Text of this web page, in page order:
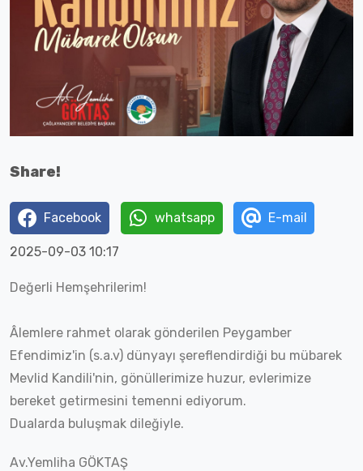
Share!
Facebook whatsapp E-mail
2025-09-03 10:17
Değerli Hemşehrilerim!
Âlemlere rahmet olarak gönderilen Peygamber
Efendimiz'in (s.a.v) dünyayı şereflendirdiği bu mübarek
Mevlid Kandili'nin, gönüllerimize huzur, evlerimize
bereket getirmesini temenni ediyorum.
Dualarda buluşmak dileğiyle.
Av.Yemliha GÖKTAŞ